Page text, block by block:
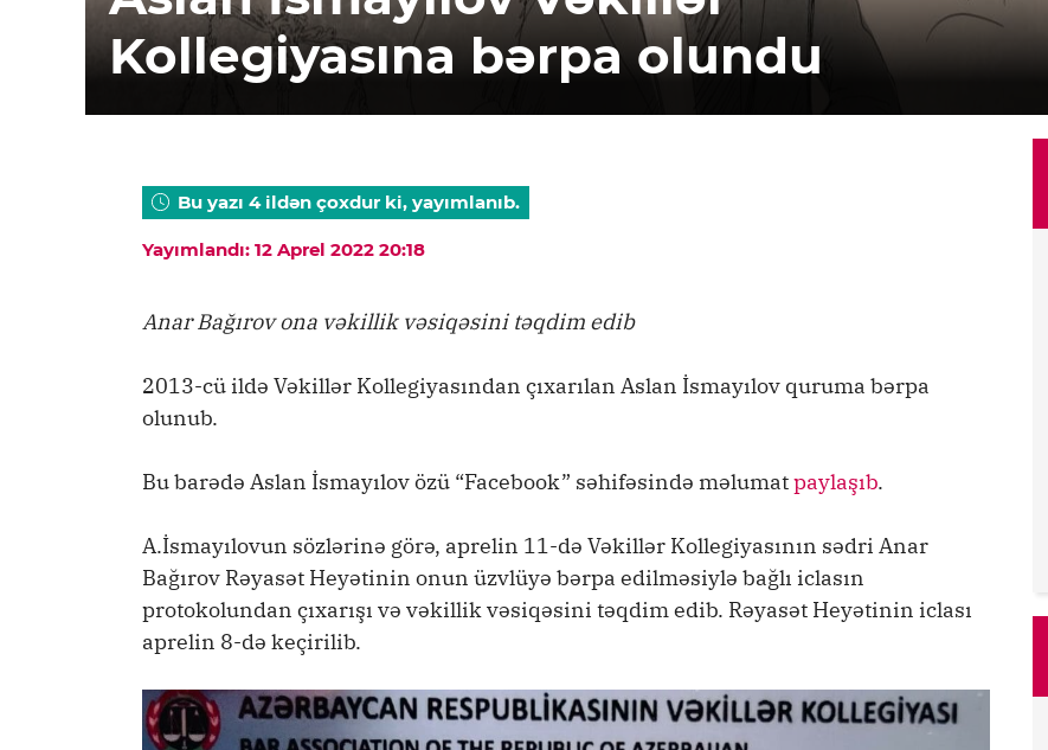
Kollegiyasına bərpa olundu
Bu yazı 4 ildən çoxdur ki, yayımlanıb.
Yayımlandı: 12 Aprel 2022 20:18
Anar Bağırov ona vəkillik vəsiqəsini təqdim edib
2013-cü ildə Vəkillər Kollegiyasından çıxarılan Aslan İsmayılov quruma bərpa
olunub.
Bu barədə Aslan İsmayılov özü “Facebook” səhifəsində məlumatpaylaşıb.
A.İsmayılovun sözlərinə görə, aprelin 11-də Vəkillər Kollegiyasının sədri Anar
Bağırov Rəyasət Heyətinin onun üzvlüyə bərpa edilməsiylə bağlı iclasın
protokolundan çıxarışı və vəkillik vəsiqəsini təqdim edib. Rəyasət Heyətinin iclası
aprelin 8-də keçirilib.